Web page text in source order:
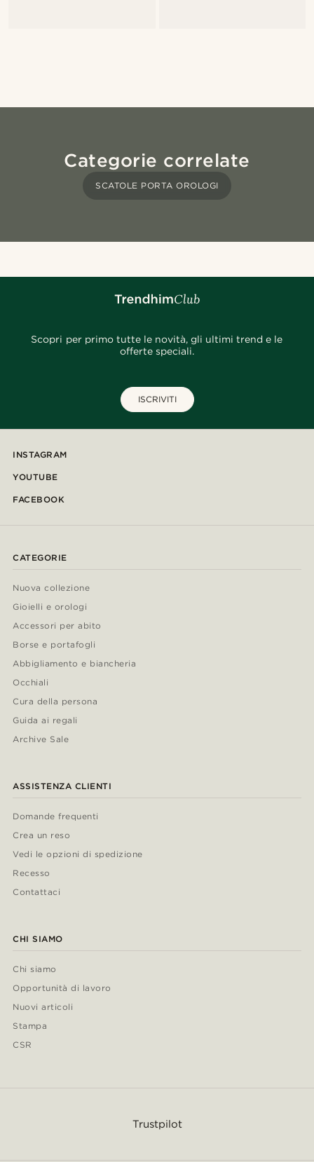
Categorie correlate
SCATOLE PORTA OROLOGI
Scopri per primo tutte le novità, gli ultimi trend e le
offerte speciali.
ISCRIVITI
INSTAGRAM
YOUTUBE
FACEBOOK
CATEGORIE
Nuova collezione
Gioielli e orologi
Accessori per abito
Borse e portafogli
Abbigliamento e biancheria
Occhiali
Cura della persona
Guida ai regali
Archive Sale
ASSISTENZA CLIENTI
Domande frequenti
Crea un reso
Vedi le opzioni di spedizione
Recesso
Contattaci
CHI SIAMO
Chi siamo
Opportunità di lavoro
Nuovi articoli
Stampa
CSR
Trustpilot